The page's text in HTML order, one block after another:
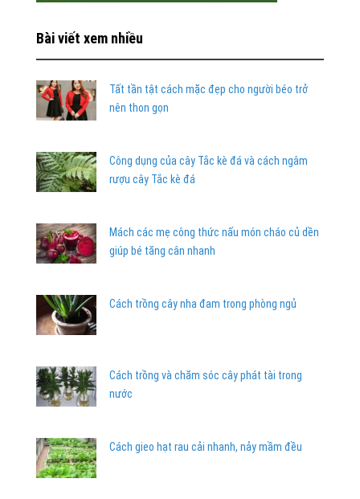
Bài viết xem nhiều
Tất tần tật cách mặc đẹp cho người béo trở
nên thon gọn
Công dụng của cây Tắc kè đá và cách ngâm
rượu cây Tắc kè đá
Mách các mẹ công thức nấu món cháo củ dền
giúp bé tăng cân nhanh
Cách trồng cây nha đam trong phòng ngủ
Cách trồng và chăm sóc cây phát tài trong
nước
Cách gieo hạt rau cải nhanh, nảy mầm đều